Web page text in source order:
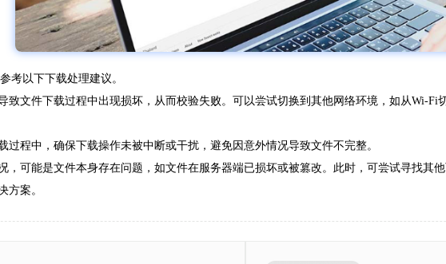
考以下下载处理建议。
致文件下载过程中出现损坏，从而校验失败。可以尝试切换到其他网络环境，如从Wi-Fi
程中，确保下载操作未被中断或干扰，避免因意外情况导致文件不完整。
，可能是文件本身存在问题，如文件在服务器端已损坏或被篡改。此时，可尝试寻找其
方案。